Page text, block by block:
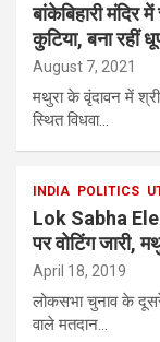
बांकेबिहारी मंदिर
कुटिया, बना रहीं
August 7, 2021
मथुरा के वृंदावन में
स्थित विधवा…
INDIA POLITICS
Lok Sabha
पर वोटिंग जारी,
April 18, 2019
लोकसभा चुनाव के
वाले मतदान…